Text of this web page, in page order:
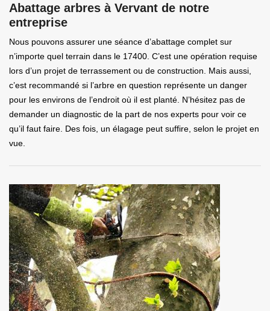
Abattage arbres à Vervant de notre
entreprise
Nous pouvons assurer une séance d’abattage complet sur
n’importe quel terrain dans le 17400. C’est une opération requise
lors d’un projet de terrassement ou de construction. Mais aussi,
c’est recommandé si l’arbre en question représente un danger
pour les environs de l’endroit où il est planté. N’hésitez pas de
demander un diagnostic de la part de nos experts pour voir ce
qu’il faut faire. Des fois, un élagage peut suffire, selon le projet en
vue.